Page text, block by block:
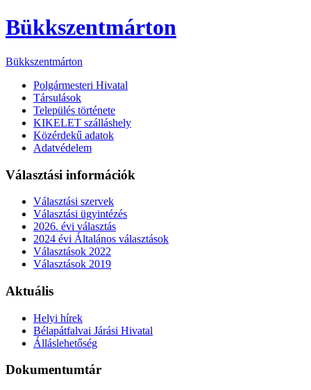
Bükkszentmárton
Bükkszentmárton
Polgármesteri Hivatal
Társulások
Település története
KIKELET szálláshely
Közérdekű adatok
Adatvédelem
Választási információk
Választási szervek
Választási ügyintézés
2026. évi választás
2024 évi Általános választások
Választások 2022
Választások 2019
Aktuális
Helyi hírek
Bélapátfalvai Járási Hivatal
Álláslehetőség
Dokumentumtár